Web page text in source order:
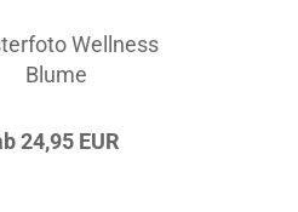
Wellness
Blume
24,95 EUR